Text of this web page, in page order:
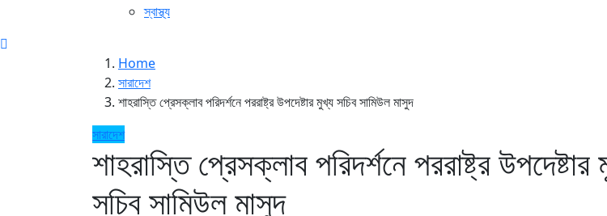
স্বাস্থ্য
Home
সারাদেশ
শাহরাস্তি প্রেসক্লাব পরিদর্শনে পররাষ্ট্র উপদেষ্টার মুখ্য সচিব সামিউল মাসুদ
সারাদেশ
শাহরাস্তি প্রেসক্লাব পরিদর্শনে পররাষ্ট্র
সচিব সামিউল মাসুদ